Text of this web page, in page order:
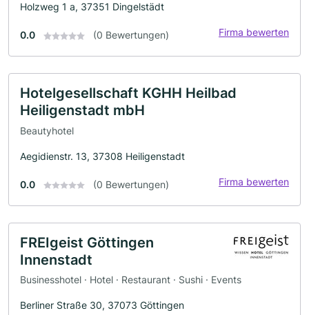
Holzweg 1 a, 37351 Dingelstädt
0.0 (0 Bewertungen) Firma bewerten
Hotelgesellschaft KGHH Heilbad
Heiligenstadt mbH
Beautyhotel
Aegidienstr. 13, 37308 Heiligenstadt
0.0 (0 Bewertungen) Firma bewerten
FREIgeist Göttingen
Innenstadt
Businesshotel · Hotel · Restaurant · Sushi · Events
Berliner Straße 30, 37073 Göttingen